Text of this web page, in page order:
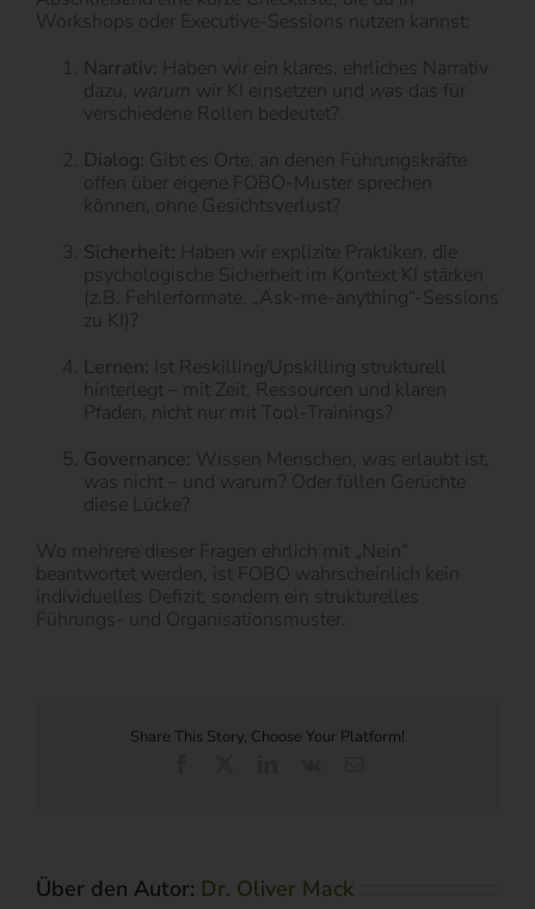
Workshops oder Executive-Sessions nutzen kannst:
Narrativ: Haben wir ein klares, ehrliches Narrativ
dazu, warum wir KI einsetzen und was
das für
verschiedene Rollen bedeutet?
Dialog: Gibt es Orte, an denen Führungskräfte
offen über eigene FOBO-Muster sprechen
können, ohne Gesichtsverlust?
Sicherheit: Haben wir explizite Praktiken, die
psychologische Sicherheit im Kontext KI stärken
(z.B. Fehlerformate, „Ask-me-anything“-Sessions
zu KI)?
Lernen: Ist Reskilling/Upskilling strukturell
hinterlegt – mit Zeit, Ressourcen und klaren
Pfaden, nicht nur mit Tool-Trainings?
Governance: Wissen Menschen, was erlaubt ist,
was nicht – und warum? Oder füllen Gerüchte
diese Lücke?
Wo mehrere dieser Fragen ehrlich mit „Nein“
beantwortet werden, ist FOBO wahrscheinlich kein
individuelles Defizit, sondern ein strukturelles
Führungs- und Organisationsmuster.
Share This Story, Choose Your Platform!
Über den Autor: Dr. Oliver Mack